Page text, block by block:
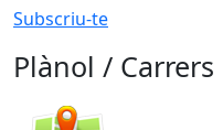
Subscriu-te
Plànol / Carrers